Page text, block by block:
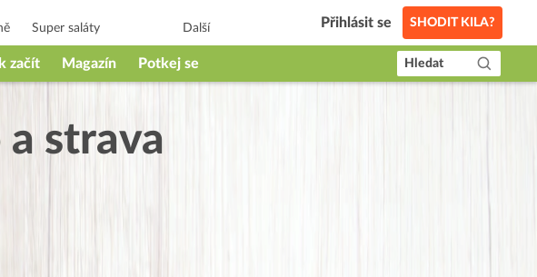
Super saláty Další Přihlásit se SHODIT KILA?
začít Magazín Potkej se Hledat
strava